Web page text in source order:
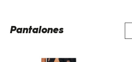
Pantalones